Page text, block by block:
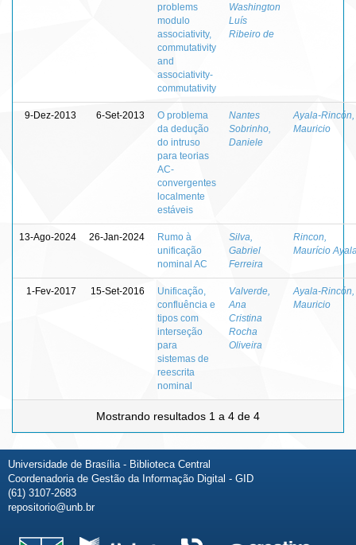
problems
modulo
associativity,
commutativity
and
associativity-
commutativity
Washington
Luís
Ribeiro de
9-Dez-2013 6-Set-2013
O problema
da dedução
do intruso
para teorias
AC-
convergentes
localmente
estáveis
Nantes
Sobrinho,
Daniele
Ayala-Rincón,
Mauricio
13-Ago-2024 26-Jan-2024
Rumo à
unificação
nominal AC
Silva,
Gabriel
Ferreira
Rincon,
Maurício
1-Fev-2017 15-Set-2016
Unificação,
confluência e
tipos com
interseção
para
sistemas de
reescrita
nominal
Valverde,
Ana
Cristina
Rocha
Oliveira
Ayala-Rincón,
Mauricio
Mostrando resultados 1 a 4 de 4
Universidade de Brasília - Biblioteca Central
Coordenadoria de Gestão da Informação Digital - GID
(61) 3107-2683
repositorio@unb.br